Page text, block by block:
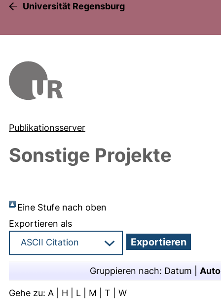
Universität Regensburg
Publikationsserver
Sonstige Projekte
Eine Stufe nach oben
Exportieren als
Gruppieren nach: Datum
Gehe zu: A H L M T W